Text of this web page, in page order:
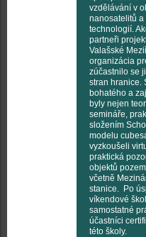
vzdělávání v
nanosatelitů a
technologií.
partneři
Valašské
organizácia
zúčastnilo se
stran hranice.
bohatého a
byly nejen
semináře,
složením
modelu
vyzkoušeli
praktická
objektů
včetně
stanice. Po
víkendové
samostatné
účastníci
této školy.